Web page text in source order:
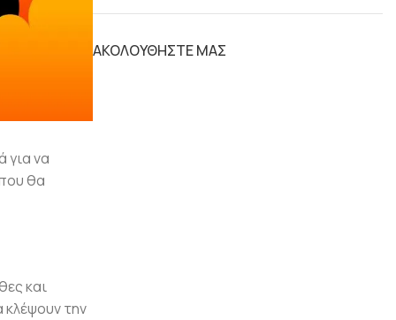
για να
θα
και
την
ΑΚΟΛΟΥΘΗΣΤΕ ΜΑΣ